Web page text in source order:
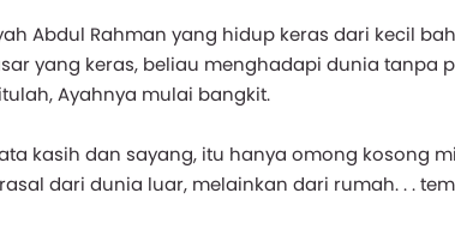
Abdul Rahman yang hidup keras dari kecil
yang keras, beliau menghadapi dunia tanpa
Ayahnya mulai bangkit.
kasih dan sayang, itu hanya omong kosong
dari dunia luar, melainkan dari rumah. . .